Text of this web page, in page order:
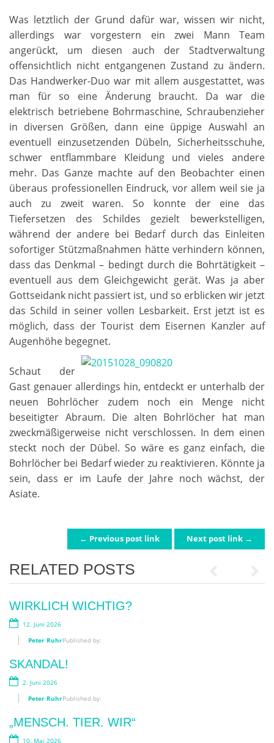
Was letztlich der Grund dafür war, wissen wir nicht,
allerdings war vorgestern ein zwei Mann Team
angerückt, um diesen auch der Stadtverwaltung
offensichtlich nicht entgangenen Zustand zu ändern.
Das Handwerker-Duo war mit allem ausgestattet, was
man für so eine Änderung braucht. Da war die
elektrisch betriebene Bohrmaschine, Schraubenzieher
in diversen Größen, dann eine üppige Auswahl an
eventuell einzusetzenden Dübeln, Sicherheitsschuhe,
schwer entflammbare Kleidung und vieles andere
mehr. Das Ganze machte auf den Beobachter einen
überaus professionellen Eindruck, vor allem weil sie ja
auch zu zweit waren. So konnte der eine das
Tiefersetzen des Schildes gezielt bewerkstelligen,
während der andere bei Bedarf durch das Einleiten
sofortiger Stützmaßnahmen hätte verhindern können,
dass das Denkmal – bedingt durch die Bohrtätigkeit –
eventuell aus dem Gleichgewicht gerät. Was ja aber
Gottseidank nicht passiert ist, und so erblicken wir jetzt
das Schild in seiner vollen Lesbarkeit. Erst jetzt ist es
möglich, dass der Tourist dem Eisernen Kanzler auf
Augenhöhe begegnet.
Schaut der
Gast genauer allerdings hin, entdeckt er unterhalb der
neuen Bohrlöcher zudem noch ein Menge nicht
beseitigter Abraum. Die alten Bohrlöcher hat man
zweckmäßigerweise nicht verschlossen. In dem einen
steckt noch der Dübel. So wäre es ganz einfach, die
Bohrlöcher bei Bedarf wieder zu reaktivieren. Könnte ja
sein, dass er im Laufe der Jahre noch wächst, der
Asiate.
POST NAVIGATION
← Previous post link Next post link →
RELATED POSTS
GEBEN IST SELIGER ALS NEHMEN!
7. August 2026
Published by:
Peter Ruhr
„BIMBI EDUCATI“!
29. Juli 2026
Published by:
Peter Ruhr
BLUMENZAUBER AN DER OOS:
BLOOM-APP? BLOOM UP!
WIRKLICH WICHTIG?
12. Juni 2026
Published by:
Peter Ruhr
SKANDAL!
2. Juni 2026
Published by:
Peter Ruhr
„MENSCH. TIER. WIR“
10. Mai 2026